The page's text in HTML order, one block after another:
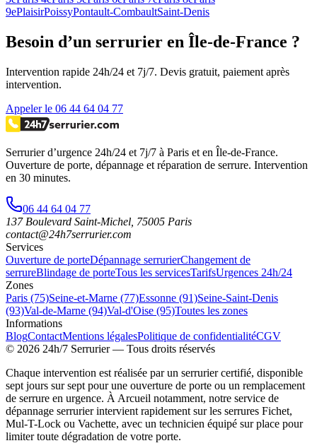
9ePlaisirPoissyPontault-CombaultSaint-Denis
Besoin d’un serrurier en Île-de-France ?
Intervention rapide 24h/24 et 7j/7. Devis gratuit, paiement après
intervention.
Appeler le 06 44 64 04 77
Serrurier d’urgence 24h/24 et 7j/7 à Paris et en Île-de-France.
Ouverture de porte, dépannage et réparation de serrure. Intervention
en 30 minutes.
06 44 64 04 77
137 Boulevard Saint-Michel 75005 Paris
contact@24h7serrurier.com
Services
Ouverture de porteDépannage serrurierChangement de
serrureBlindage de porteTous les servicesTarifsUrgences 24h/24
Zones
Paris (75)Seine-et-Marne (77)Essonne (91)Seine-Saint-Denis
(93)Val-de-Marne (94)Val-d'Oise (95)Toutes les zones
Informations
BlogContactMentions légalesPolitique de confidentialitéCGV
© 2026 24h/7 Serrurier— Tous droits réservés
Chaque intervention est réalisée par un serrurier certifié, disponible
sept jours sur sept pour une ouverture de porte ou un remplacement
de serrure en urgence. À Arcueil notamment, notre service de
dépannage serrurier intervient rapidement sur les serrures Fichet,
Mul-T-Lock ou Vachette, avec un technicien équipé sur place pour
limiter toute dégradation de votre porte.